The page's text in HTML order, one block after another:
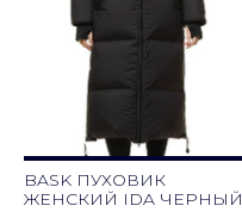
BASK ПУХОВИК
ЖЕНСКИЙ IDA ЧЕРНЫЙ